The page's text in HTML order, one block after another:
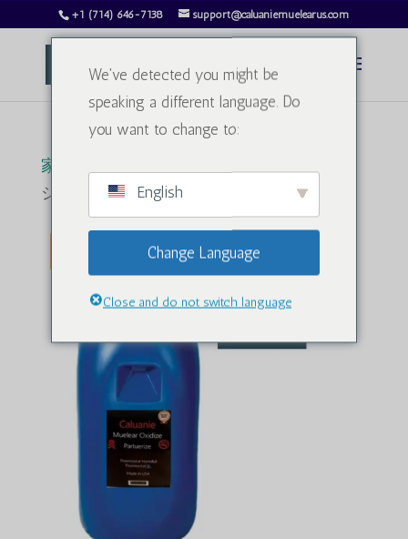
+1 (714) 646-7138 support@caluaniemuelearus.com
家
シダイズ 100リットル
We've detected you might be
speaking a different language. Do
you want to change to:
English
Change Language
Close and do not switch language